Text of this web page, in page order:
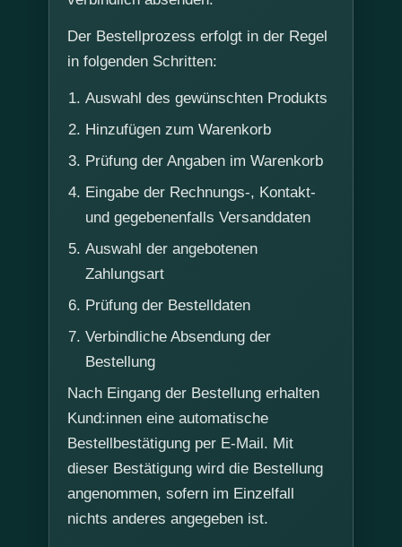
Der Bestellprozess erfolgt in der Regel
in folgenden Schritten:
Auswahl des gewünschten Produkts
Hinzufügen zum Warenkorb
Prüfung der Angaben im Warenkorb
Eingabe der Rechnungs-, Kontakt-
und gegebenenfalls Versanddaten
Auswahl der angebotenen
Zahlungsart
Prüfung der Bestelldaten
Verbindliche Absendung der
Bestellung
Nach Eingang der Bestellung erhalten
Kund:innen eine automatische
Bestellbestätigung per E-Mail. Mit
dieser Bestätigung wird die Bestellung
angenommen, sofern im Einzelfall
nichts anderes angegeben ist.